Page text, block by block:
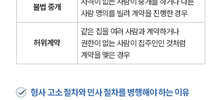
불법 중개
사람 명의를 빌려 계약을 진행한 경우
허위계약
같은 집을 여러 사람과 계약하거나
권한이 없는 사람이 집주인인 것처럼
계약을 맺은 경우
형사 고소 절차와 민사 절차를 병행해야 하는 이유